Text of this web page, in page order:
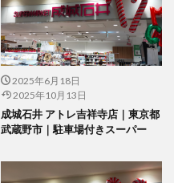
2025年6月18日
2025年10月13日
成城石井 アトレ吉祥寺店｜東京都
武蔵野市｜駐車場付きスーパー